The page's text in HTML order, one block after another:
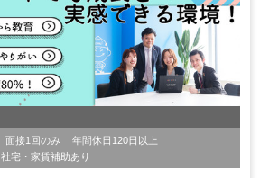
面接1回のみ
年間休日120日以上
社宅・家賃補助あり